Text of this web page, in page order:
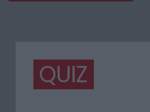
QUIZ